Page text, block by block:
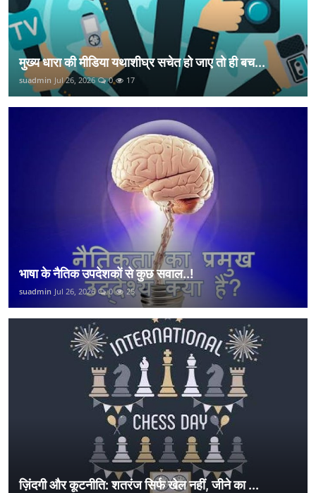
मुख्य धारा की मीडिया यथाशीघ्र सचेत हो जाए तो ही बच...
suadmin Jul 26, 2026 0 17
भाषा के नैतिक उपदेशकों से कुछ सवाल..!
suadmin Jul 26, 2026 0 25
ज़िंदगी और कूटनीति: शतरंज सिर्फ खेल नहीं, जीने का ...